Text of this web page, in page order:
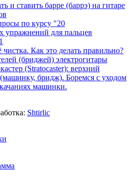
и ставить барре (баррэ) на гитаре
по курсу "20
упражнений для пальцев
чистка. Как это делать правильно?
(бриджей) электрогитары
(Stratocaster): верхний
бридж). Боремся с уходом
машинки.
Shtirlic